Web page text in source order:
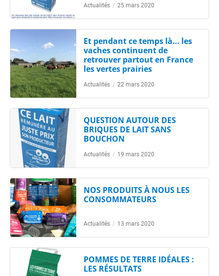
Actualités / 25 mars 2020
Et pendant ce temps là… les
vaches continuent de
retrouver partout en France
les vertes prairies
Actualités / 22 mars 2020
QUESTION AUTOUR DES
BRIQUES DE LAIT SANS
BOUCHON
Actualités / 19 mars 2020
NOS PRODUITS À NOUS LES
CONSOMMATEURS
Actualités / 13 mars 2020
POMMES DE TERRE IDÉALES :
LES RÉSULTATS